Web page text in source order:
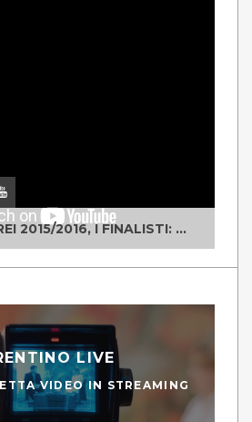
UNO TWO DREI 2015/2016, I FINALISTI: CLASSE IV ALS ISTITUTO "DEGASPERI" BORGO VALSUGANA
LIVE
VIDEO IN STREAMING